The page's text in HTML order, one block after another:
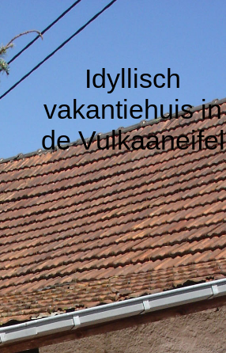
Idyllisch
vakantiehuis in
de Vulkaaneifel